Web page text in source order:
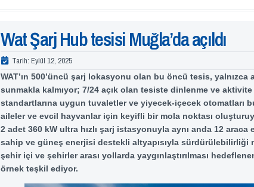
Wat Şarj Hub tesisi Muğla’da açıldı
Tarih: Eylül 12, 2025
WAT’ın 500’üncü şarj lokasyonu olan bu öncü tesis, yalnızca
sunmakla kalmıyor; 7/24 açık olan tesiste dinlenme ve aktivite
standartlarına uygun tuvaletler ve yiyecek-içecek otomatları
aileler ve evcil hayvanlar için keyifli bir mola noktası
2 adet 360 kW ultra hızlı şarj istasyonuyla aynı anda 12
sahip ve güneş enerjisi destekli altyapısıyla sürdürülebilirliği
şehir içi ve şehirler arası yollarda yaygınlaştırılması
örnek teşkil ediyor.